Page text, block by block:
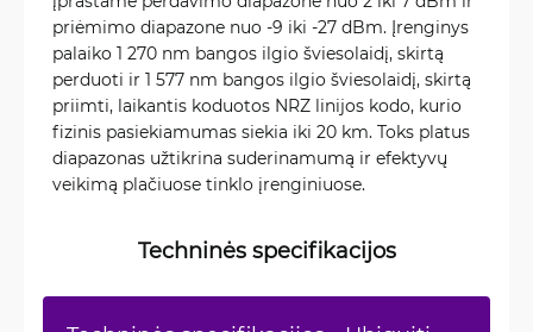
priėmimo diapazone nuo -9 iki -27 dBm. Įrenginys
palaiko 1 270 nm bangos ilgio šviesolaidį, skirtą
perduoti ir 1 577 nm bangos ilgio šviesolaidį, skirtą
priimti, laikantis koduotos NRZ linijos kodo, kurio
fizinis pasiekiamumas siekia iki 20 km. Toks platus
diapazonas užtikrina suderinamumą ir efektyvų
veikimą plačiuose tinklo įrenginiuose.
Techninės specifikacijos